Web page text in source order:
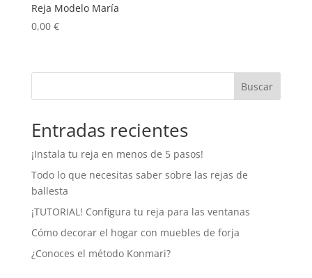
Reja Modelo María
0,00 €
Buscar
Entradas recientes
¡Instala tu reja en menos de 5 pasos!
Todo lo que necesitas saber sobre las rejas de
ballesta
¡TUTORIAL! Configura tu reja para las ventanas
Cómo decorar el hogar con muebles de forja
¿Conoces el método Konmari?